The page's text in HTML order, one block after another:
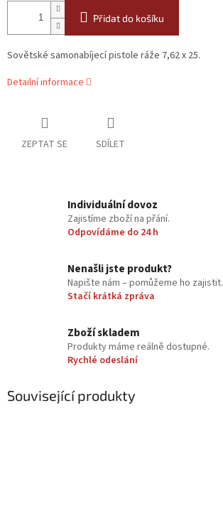
Přidat do košíku
Sovětské samonabíjecí pistole ráže 7,62 x 25.
Detailní informace
ZEPTAT SE SDÍLET
Individuální dovoz
Zajistíme zboží na přání.
Odpovídáme do 24 h
Nenašli jste produkt?
Napište nám – pomůžeme ho zajistit.
Stačí krátká zpráva
Zboží skladem
Produkty máme reálně dostupné.
Rychlé odeslání
Související produkty